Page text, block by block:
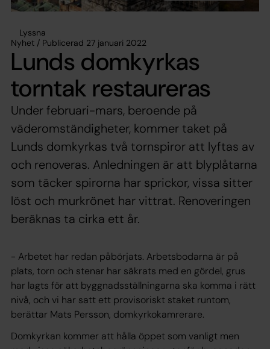
Lyssna
Nyhet / Publicerad 27 januari 2022
Lunds domkyrkas
torntak restaureras
Under februari-mars, beroende på
väderomständigheter, kommer taket på
Lunds domkyrkas två tornspiror att lyftas av
och renoveras. Anledningen är att blyplåtarna
som täcker spirorna har sprickor, vissa sitter
löst och murkrönet har vittrat. Renoveringen
beräknas ta cirka ett år.
- Arbetet har redan påbörjats. Arbetsbodarna är på
plats, torn och stenar har säkrats med en gördel, grus
har lagts för att byggnadsställningarna ska komma i rätt
nivå, och vi har satt ett provisoriskt staket runtom,
berättar Mats Persson, domkyrkokamrerare.
Domkyrkan kommer att hålla öppet som vanligt men